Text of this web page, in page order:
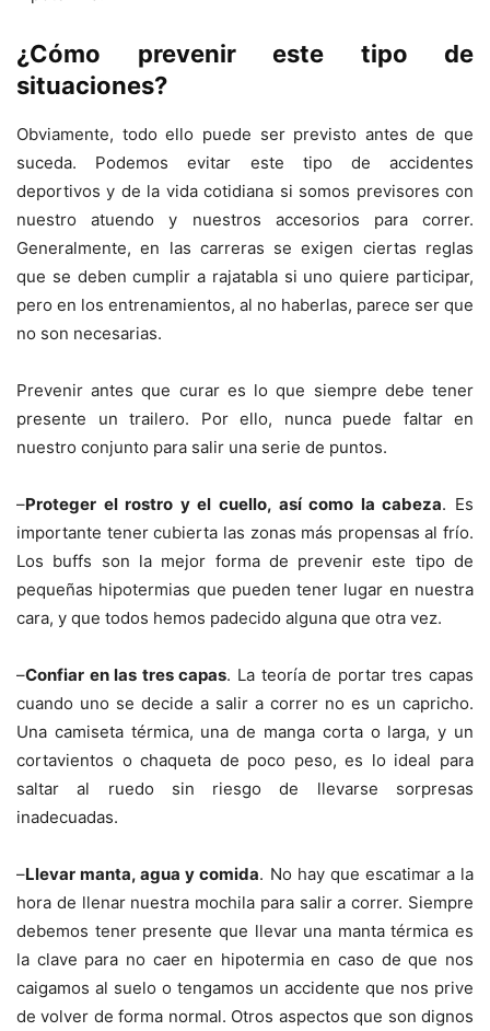
¿Cómo prevenir este tipo de
situaciones?
Obviamente, todo ello puede ser previsto antes de que
suceda. Podemos evitar este tipo de accidentes
deportivos y de la vida cotidiana si somos previsores con
nuestro atuendo y nuestros accesorios para correr.
Generalmente, en las carreras se exigen ciertas reglas
que se deben cumplir a rajatabla si uno quiere participar,
pero en los entrenamientos, al no haberlas, parece ser que
no son necesarias.
Prevenir antes que curar es lo que siempre debe tener
presente un trailero. Por ello, nunca puede faltar en
nuestro conjunto para salir una serie de puntos.
–Proteger el rostro y el cuello, así como la cabeza. Es
importante tener cubierta las zonas más propensas al frío.
Los buffs son la mejor forma de prevenir este tipo de
pequeñas hipotermias que pueden tener lugar en nuestra
cara, y que todos hemos padecido alguna que otra vez.
–Confiar en las tres capas. La teoría de portar tres capas
cuando uno se decide a salir a correr no es un capricho.
Una camiseta térmica, una de manga corta o larga, y un
cortavientos o chaqueta de poco peso, es lo ideal para
saltar al ruedo sin riesgo de llevarse sorpresas
inadecuadas.
–Llevar manta, agua y comida. No hay que escatimar a la
hora de llenar nuestra mochila para salir a correr. Siempre
debemos tener presente que llevar una manta térmica es
la clave para no caer en hipotermia en caso de que nos
caigamos al suelo o tengamos un accidente que nos prive
de volver de forma normal. Otros aspectos que son dignos